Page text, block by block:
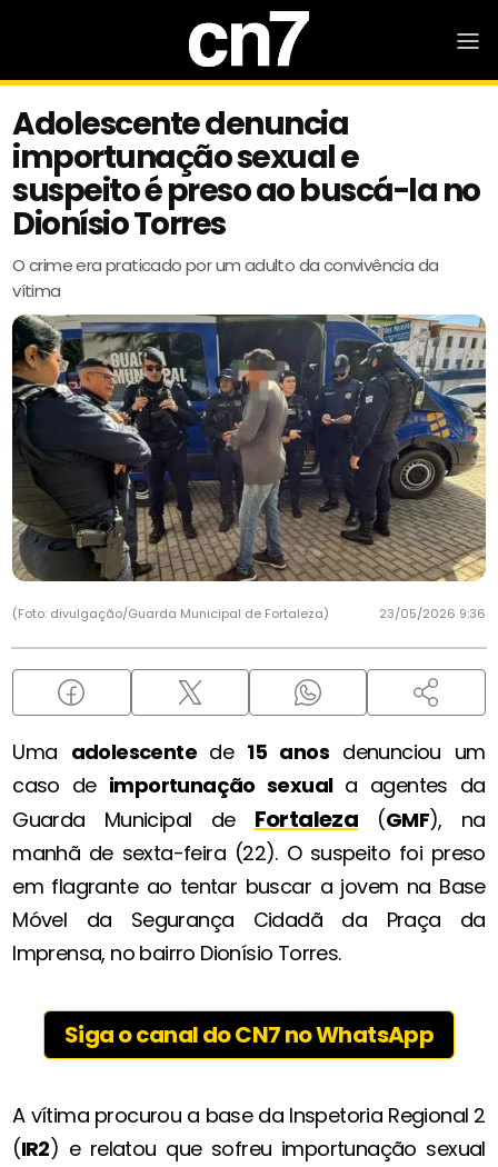
Adolescente denuncia
importunação sexual e
suspeito é preso ao buscá-la no
Dionísio Torres
O crime era praticado por um adulto da convivência da
vítima
(Foto: divulgação/Guarda Municipal de Fortaleza) 23/05/2026 9:36
Uma adolescente de 15 anosdenunciou um
caso de importunação sexuala agentes da
Guarda Municipal de Fortaleza (GMF), na
manhã de sexta-feira (22). O suspeito foi preso
em flagrante ao tentar buscar a jovem na Base
Móvel da Segurança Cidadã da Praça da
Imprensa, no bairro Dionísio Torres.
Siga o canal do CN7 no WhatsApp
A vítima procurou a base da Inspetoria Regional 2
(IR2) e relatou que sofreu importunação sexual